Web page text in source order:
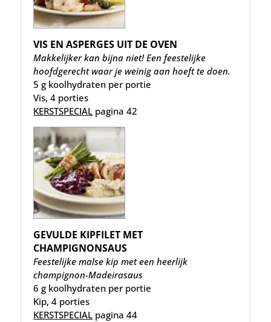
VIS EN ASPERGES UIT DE OVEN
Makkelijker kan bijna niet! Een feestelijke
hoofdgerecht waar je weinig aan hoeft te doen.
5 g koolhydraten per portie
Vis, 4 porties
KERSTSPECIAL pagina 42
GEVULDE KIPFILET MET
CHAMPIGNONSAUS
Feestelijke malse kip met een heerlijk
champignon-Madeirasaus
6 g koolhydraten per portie
Kip, 4 porties
KERSTSPECIAL pagina 44